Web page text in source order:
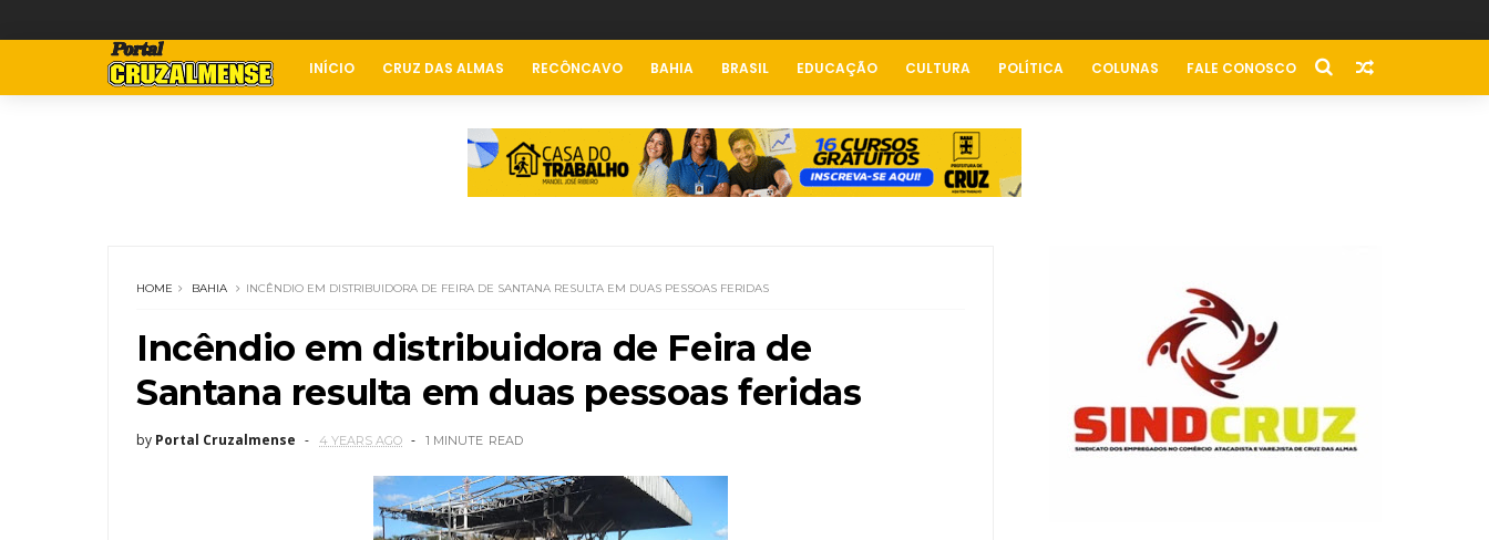
INÍCIO CRUZ DAS ALMAS RECÔNCAVO BAHIA BRASIL EDUCAÇÃO CULTURA POLÍTICA COLUNAS FALE CONOSCO
HOME BAHIA INCÊNDIO EM DISTRIBUIDORA DE FEIRA DE SANTANA RESULTA EM DUAS PESSOAS FERIDAS
Incêndio em distribuidora de Feira de
Santana resulta em duas pessoas feridas
by Portal Cruzalmense 4 YEARS AGO 1 MINUTE READ